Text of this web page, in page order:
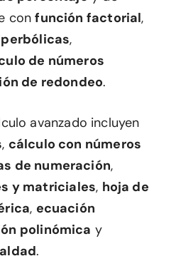
confunción factorial,
,
de números
de redondeo.
avanzado incluyen
, cálculo con números
de numeración,
y matriciales, hoja de
, ecuación
polinómica y
.